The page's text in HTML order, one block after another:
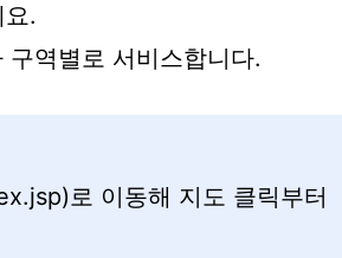
.
구역별로 서비스합니다.
로 이동해 지도 클릭부터